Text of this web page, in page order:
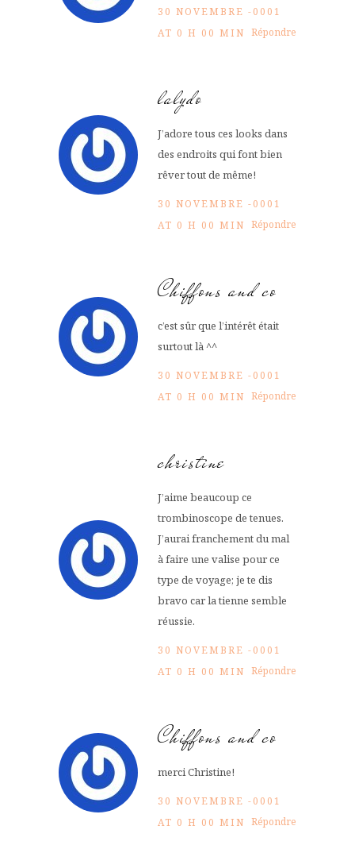
30 NOVEMBRE -0001
AT 0 H 00 MIN Répondre
lalydo
J’adore tous ces looks dans
des endroits qui font bien
rêver tout de même!
30 NOVEMBRE -0001
AT 0 H 00 MIN Répondre
Chiffons and co
c’est sûr que l’intérêt était
surtout là ^^
30 NOVEMBRE -0001
AT 0 H 00 MIN Répondre
christine
J’aime beaucoup ce
trombinoscope de tenues.
J’aurai franchement du mal
à faire une valise pour ce
type de voyage; je te dis
bravo car la tienne semble
réussie.
30 NOVEMBRE -0001
AT 0 H 00 MIN Répondre
Chiffons and co
merci Christine!
30 NOVEMBRE -0001
AT 0 H 00 MIN Répondre